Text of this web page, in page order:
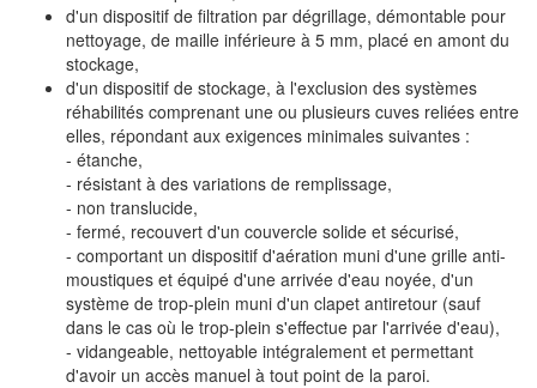
d'un dispositif de filtration par dégrillage, démontable pour
nettoyage, de maille inférieure à 5 mm, placé en amont du
stockage,
d'un dispositif de stockage, à l'exclusion des systèmes
réhabilités comprenant une ou plusieurs cuves reliées entre
elles, répondant aux exigences minimales suivantes :
- étanche,
- résistant à des variations de remplissage,
- non translucide,
- fermé, recouvert d'un couvercle solide et sécurisé,
- comportant un dispositif d'aération muni d'une grille anti-
moustiques et équipé d'une arrivée d'eau noyée, d'un
système de trop-plein muni d'un clapet antiretour (sauf
dans le cas où le trop-plein s'effectue par l'arrivée d'eau),
- vidangeable, nettoyable intégralement et permettant
d'avoir un accès manuel à tout point de la paroi.